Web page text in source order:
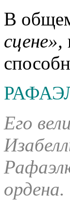
В
сцене»,
Его
ордена.